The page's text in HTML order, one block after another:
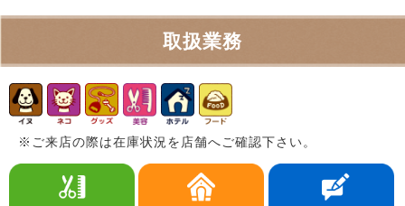
取扱業務
※ご来店の際は在庫状況を店舗へご確認下さい。